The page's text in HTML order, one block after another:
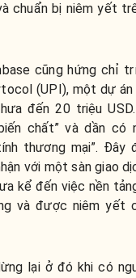
chuẩn bị niêm yết
cũng hứng chỉ
(UPI), một dự
đến 20 triệu
chất” và dần có
thương mại”. Đây
với một sàn giao
kể đến việc nền
và được niêm yết
lại ở đó khi có